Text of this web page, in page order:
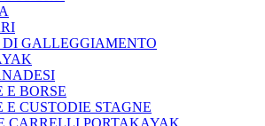
DI GALLEGGIAMENTO
E BORSE
E CUSTODIE STAGNE
CARRELLI PORTAKAYAK